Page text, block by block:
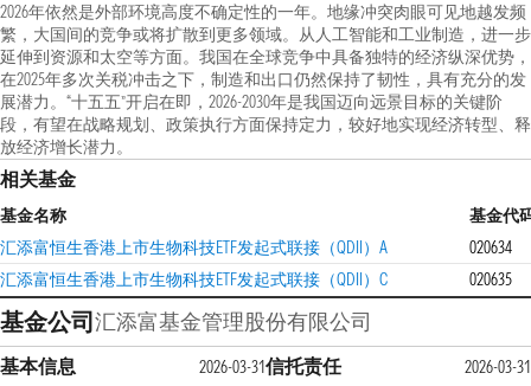
2026年依然是外部环境高度不确定性的一年。地缘冲突肉眼可见地越发频
繁，大国间的竞争或将扩散到更多领域。从人工智能和工业制造，进一步
延伸到资源和太空等方面。我国在全球竞争中具备独特的经济纵深优势，
在2025年多次关税冲击之下，制造和出口仍然保持了韧性，具有充分的发
展潜力。“十五五”开启在即，2026-2030年是我国迈向远景目标的关键阶
段，有望在战略规划、政策执行方面保持定力，较好地实现经济转型、释
放经济增长潜力。
相关基金
基金名称
基金代
汇添富恒生香港上市生物科技ETF发起式联接（QDII）A
020634
汇添富恒生香港上市生物科技ETF发起式联接（QDII）C
020635
基金公司汇添富基金管理股份有限公司
基本信息 2026-03-31信托责任 2026-03-31